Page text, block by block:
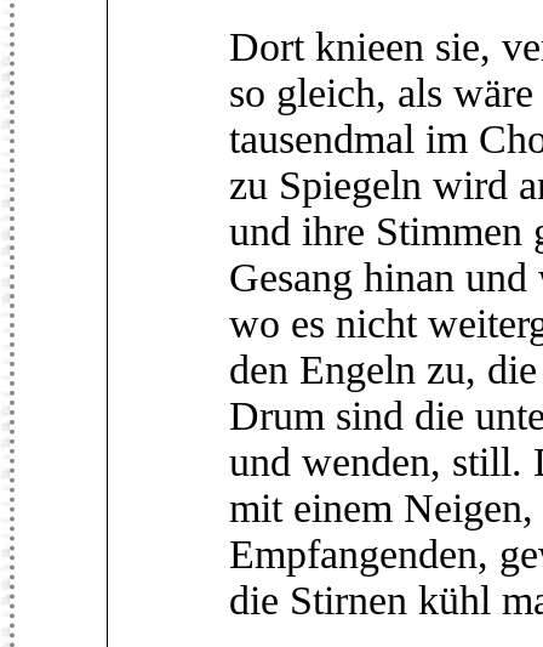
Dort knieen sie,
so gleich, als
tausendmal im
zu Spiegeln wird
und ihre Stimmen
Gesang hinan
wo es nicht
den Engeln zu,
Drum sind die
und wenden, still.
mit einem
Empfangenden,
die Stirnen kühl